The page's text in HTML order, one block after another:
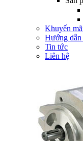
Khuyến
Hướng dẫn
Tin tức
Liên hệ